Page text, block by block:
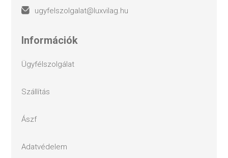
ugyfelszolgalat@luxvilag.hu
információk
ügyfélszolgálat
szállítás
ászf
adatvédelem